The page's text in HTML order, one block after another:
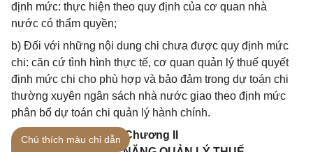
định mức: thực hiện theo quy định của cơ quan nhà
nước có thẩm quyền;
b) Đối với những nội dung chi chưa được quy định mức
chi: căn cứ tình hình thực tế, cơ quan quản lý thuế quyết
định mức chi cho phù hợp và bảo đảm trong dự toán chi
thường xuyên ngân sách nhà nước giao theo định mức
phân bổ dự toán chi quản lý hành chính.
Chương II
Chú thích màu chỉ dẫn